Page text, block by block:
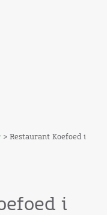
> Restaurant Koefoed i
i